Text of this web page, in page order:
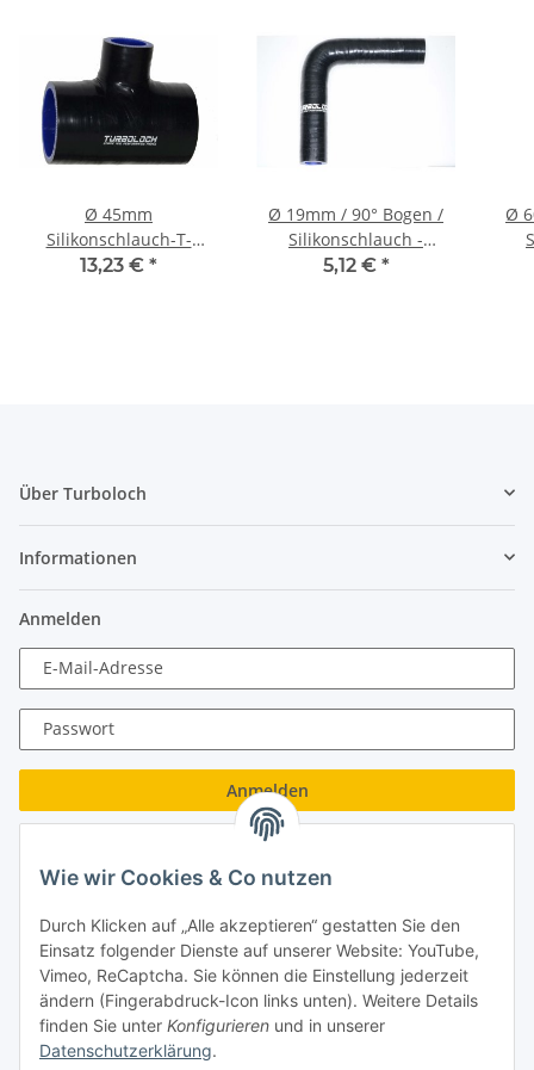
Ø 45mm
Silikonschlauch-T-
Verbinder mit 25mm
13,23 € *
Ø 19mm / 90° Bogen /
Silikonschlauch -
schwarz
5,12 € *
Ø
Über Turboloch
Informationen
Anmelden
E-Mail-Adresse
Passwort
Anmelden
Neu hier?Jetzt registrieren!
Turboloch GmbH
Almenweg 27
67256 Weisenheim am Sand
Wie wir Cookies & Co nutzen
Durch Klicken auf „Alle akzeptieren“ gestatten Sie den
Einsatz folgender Dienste auf unserer Website: YouTube,
Vimeo, ReCaptcha. Sie können die Einstellung jederzeit
ändern (Fingerabdruck-Icon links unten). Weitere Details
finden Sie unter Konfigurieren und in unserer
Datenschutzerklärung.